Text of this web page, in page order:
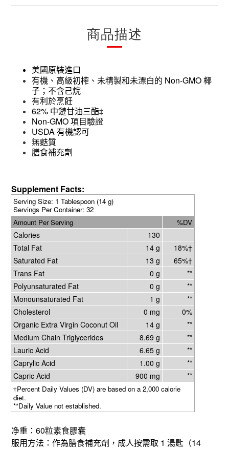
商品描述
美國原裝進口
有機、高級初榨、未精製和未漂白的 Non-GMO 椰
子；不含己烷
有利於烹飪
62% 中鏈甘油三酯‡
Non-GMO 項目驗證
USDA 有機認可
無麩質
膳食補充劑
Supplement Facts:
Serving Size: 1 Tablespoon (14 g)
Servings Per Container: 32
Amount Per Serving
%DV
Calories
130
Total Fat
14 g
18%†
Saturated Fat
13 g
65%†
Trans Fat
0 g
**
Polyunsaturated Fat
0 g
**
Monounsaturated Fat
1 g
**
Cholesterol
0 mg
0%
Organic Extra Virgin Coconut Oil
14 g
**
Medium Chain Triglycerides
8.69 g
**
Lauric Acid
6.65 g
**
Caprylic Acid
1.00 g
**
Capric Acid
900 mg **
†Percent Daily Values (DV) are based on a 2,000 calorie
diet.
**Daily Value not established.
净重： 60粒素食膠囊
服用方法：作為膳食補充劑，成人按需取 1 湯匙（14